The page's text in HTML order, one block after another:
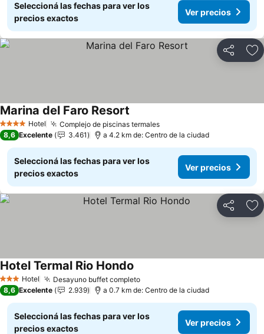
Seleccioná las fechas para ver los
precios exactos
Ver precios
Compartir
4 EstrellasHotel Complejo de piscinas termalesVer precios
Marina del Faro Resort
8,6 Excelente 3.461 a 4.2 km de: Centro de la ciudad
Seleccioná las fechas para ver los
precios exactos
Ver precios
Compartir
3 Estrellas
Hotel Desayuno buffet completoVer precios
Hotel Termal Rio Hondo
8,6 Excelente 2.939 a 0.7 km de: Centro de la ciudad
Seleccioná las fechas para ver los
precios exactos
Ver precios